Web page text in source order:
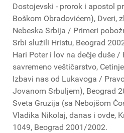
Dostojevski - prorok i apostol
Boškom Obradovićem), Dveri,
Nebeska Srbija / Primeri
Srbi služili Hristu, Beograd
Hari Poter i lov na dečje duše
savremeno veštičarstvo,
Izbavi nas od Lukavoga /
Jovanom Srbuljem), Beograd
Sveta Gruzija (sa Nebojšom
Vladika Nikolaj, danas i ovde,
1049, Beograd 2001/2002.